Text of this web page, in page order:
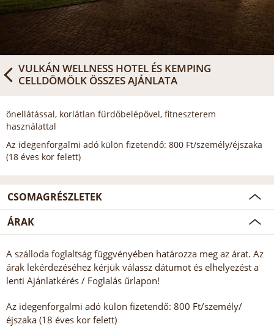
VULKÁN WELLNESS HOTEL ÉS KEMPING
CELLDÖMÖLK ÖSSZES AJÁNLATA
önellátással, korlátlan fürdőbelépővel, fitneszterem
használattal
Az idegenforgalmi adó külön fizetendő: 800 Ft/személy/éjszaka
(18 éves kor felett)
CSOMAGRÉSZLETEK
ÁRAK
A szálloda foglaltság függvényében határozza meg az árat. Az
árak lekérdezéséhez kérjük válassz dátumot és elhelyezést a
lenti Ajánlatkérés / Foglalás űrlapon!
Az idegenforgalmi adó külön fizetendő: 800 Ft/személy/
éjszaka (18 éves kor felett)